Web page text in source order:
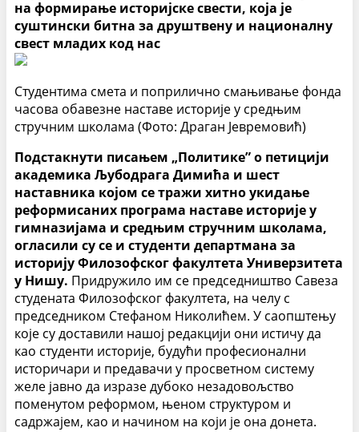
на формирање историјске свести, која је
суштински битна за друштвену и националну
свест младих код нас
Студентима смета и поприлично смањивање фонда
часова обавезне наставе историје у средњим
стручним школама (Фото: Драган Јевремовић)
Подстакнути писањем „Политике” о петицији
академика Љубодрага Димића и шест
наставника којом се тражи хитно укидање
реформисаних програма наставе историје у
гимназијама и средњим стручним школама,
огласили су се и студенти департмана за
историју Филозофског факултета Универзитета
у Нишу. Придружило им се председништво Савеза
студената Филозофског факултета, на челу с
председником Стефаном Николићем. У саопштењу
које су доставили нашој редакцији они истичу да
као студенти историје, будући професионални
историчари и предавачи у просветном систему
желе јавно да изразе дубоко незадовољство
поменутом реформом, њеном структуром и
садржајем, као и начином на који је она донета.